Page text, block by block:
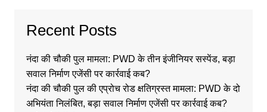
Recent Posts
नंदा की चौकी पुल मामला: PWD के तीन इंजीनियर सस्पेंड, बड़ा
सवाल निर्माण एजेंसी पर कार्रवाई कब?
नंदा की चौकी पुल की एप्रोच रोड क्षतिग्रस्त मामला: PWD के दो
अभियंता निलंबित, बड़ा सवाल निर्माण एजेंसी पर कार्रवाई कब?